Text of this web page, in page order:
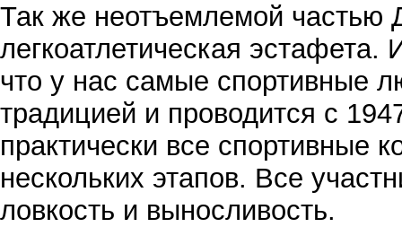
Так же неотъемлемой частью
легкоатлетическая
что у нас самые спортивные
традицией и проводится с
практически все спортивные
нескольких этапов. Все
ловкость и выносливость.